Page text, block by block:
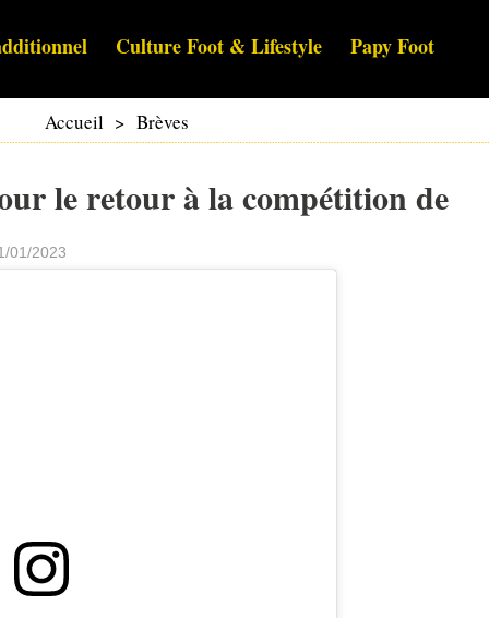
Culture Foot & Lifestyle Papy Foot
Accueil > Brèves
le retour à la compétition de
01/2023